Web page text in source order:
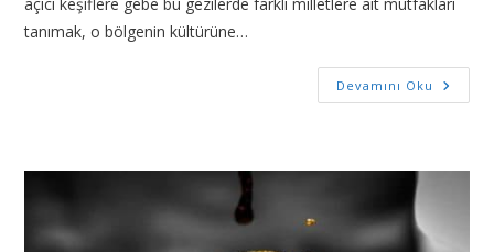
tanımak, o bölgenin kültürüne…
Devamını Oku